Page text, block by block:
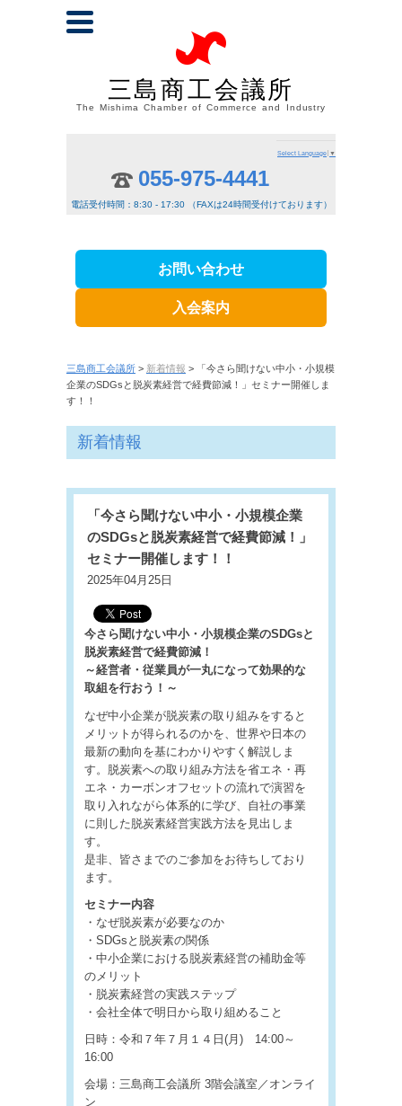
三島商工会議所
The Mishima Chamber of Commerce and Industry
Select Language ▼
055-975-4441
電話受付時間：8:30 - 17:30 （FAXは24時間受付けております）
お問い合わせ
入会案内
三島商工会議所 > 新着情報 > 「今さら聞けない中小・小規模
企業のSDGsと脱炭素経営で経費節減！」セミナー開催しま
す！！
新着情報
「今さら聞けない中小・小規模企業
のSDGsと脱炭素経営で経費節減！」
セミナー開催します！！
2025年04月25日
今さら聞けない中小・小規模企業のSDGsと
脱炭素経営で経費節減！
～経営者・従業員が一丸になって効果的な
取組を行おう！～
なぜ中小企業が脱炭素の取り組みをすると
メリットが得られるのかを、世界や日本の
最新の動向を基にわかりやすく解説しま
す。脱炭素への取り組み方法を省エネ・再
エネ・カーボンオフセットの流れで演習を
取り入れながら体系的に学び、自社の事業
に則した脱炭素経営実践方法を見出しま
す。
是非、皆さまでのご参加をお待ちしており
ます。
セミナー内容
・なぜ脱炭素が必要なのか
・SDGsと脱炭素の関係
・中小企業における脱炭素経営の補助金等
のメリット
・脱炭素経営の実践ステップ
・会社全体で明日から取り組めること
日時：令和７年７月１４日(月) 14:00～
16:00
会場：三島商工会議所 3階会議室／オンライ
ン